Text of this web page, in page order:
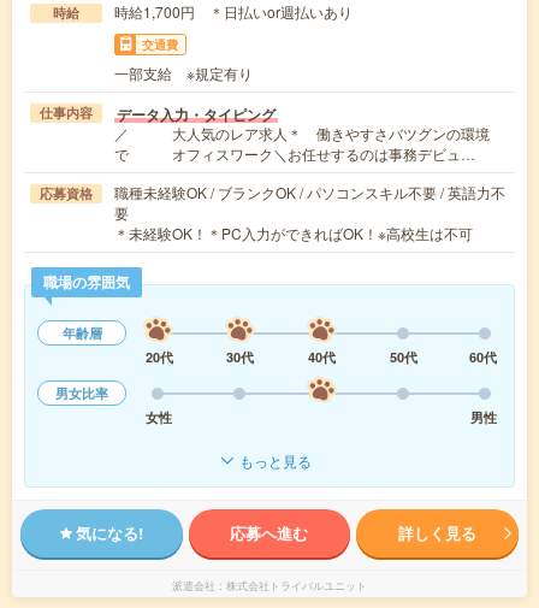
時給 時給1,700円 ＊日払いor週払いあり
交通費
一部支給 ※規定有り
仕事内容 データ入力・タイピング
／ 大人気のレア求人＊ 働きやすさバツグンの環境
で オフィスワーク＼お任せするのは事務デビュ…
応募資格
職種未経験OK / ブランクOK / パソコンスキル不要 / 英語力不
要
＊未経験OK！＊PC入力ができればOK！※高校生は不可
職場の雰囲気
年齢層
20代
30代 40代 50代
60代
男女比率
女性
男性
もっと見る
気になる! 応募へ進む 詳しく見る
派遣会社 株式会社トライバルユニット